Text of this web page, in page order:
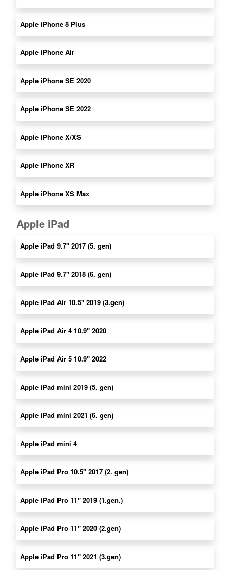
Apple iPhone 8 Plus
Apple iPhone Air
Apple iPhone SE 2020
Apple iPhone SE 2022
Apple iPhone X/XS
Apple iPhone XR
Apple iPhone XS Max
Apple iPad
Apple iPad 9.7" 2017 (5. gen)
Apple iPad 9.7" 2018 (6. gen)
Apple iPad Air 10.5" 2019 (3.gen)
Apple iPad Air 4 10.9" 2020
Apple iPad Air 5 10.9" 2022
Apple iPad mini 2019 (5. gen)
Apple iPad mini 2021 (6. gen)
Apple iPad mini 4
Apple iPad Pro 10.5" 2017 (2. gen)
Apple iPad Pro 11" 2019 (1.gen.)
Apple iPad Pro 11" 2020 (2.gen)
Apple iPad Pro 11" 2021 (3.gen)